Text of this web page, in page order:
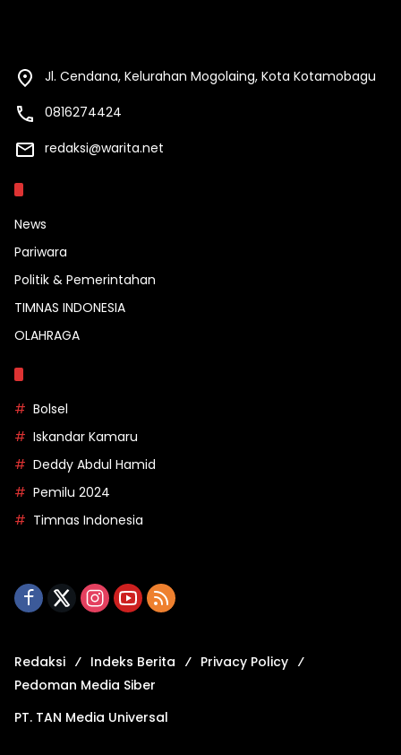
Jl. Cendana, Kelurahan Mogolaing, Kota Kotamobagu
0816274424
redaksi@warita.net
News
Pariwara
Politik & Pemerintahan
TIMNAS INDONESIA
OLAHRAGA
Bolsel
Iskandar Kamaru
Deddy Abdul Hamid
Pemilu 2024
Timnas Indonesia
Redaksi Indeks Berita
Privacy Policy
Pedoman Media Siber
PT. TAN Media Universal